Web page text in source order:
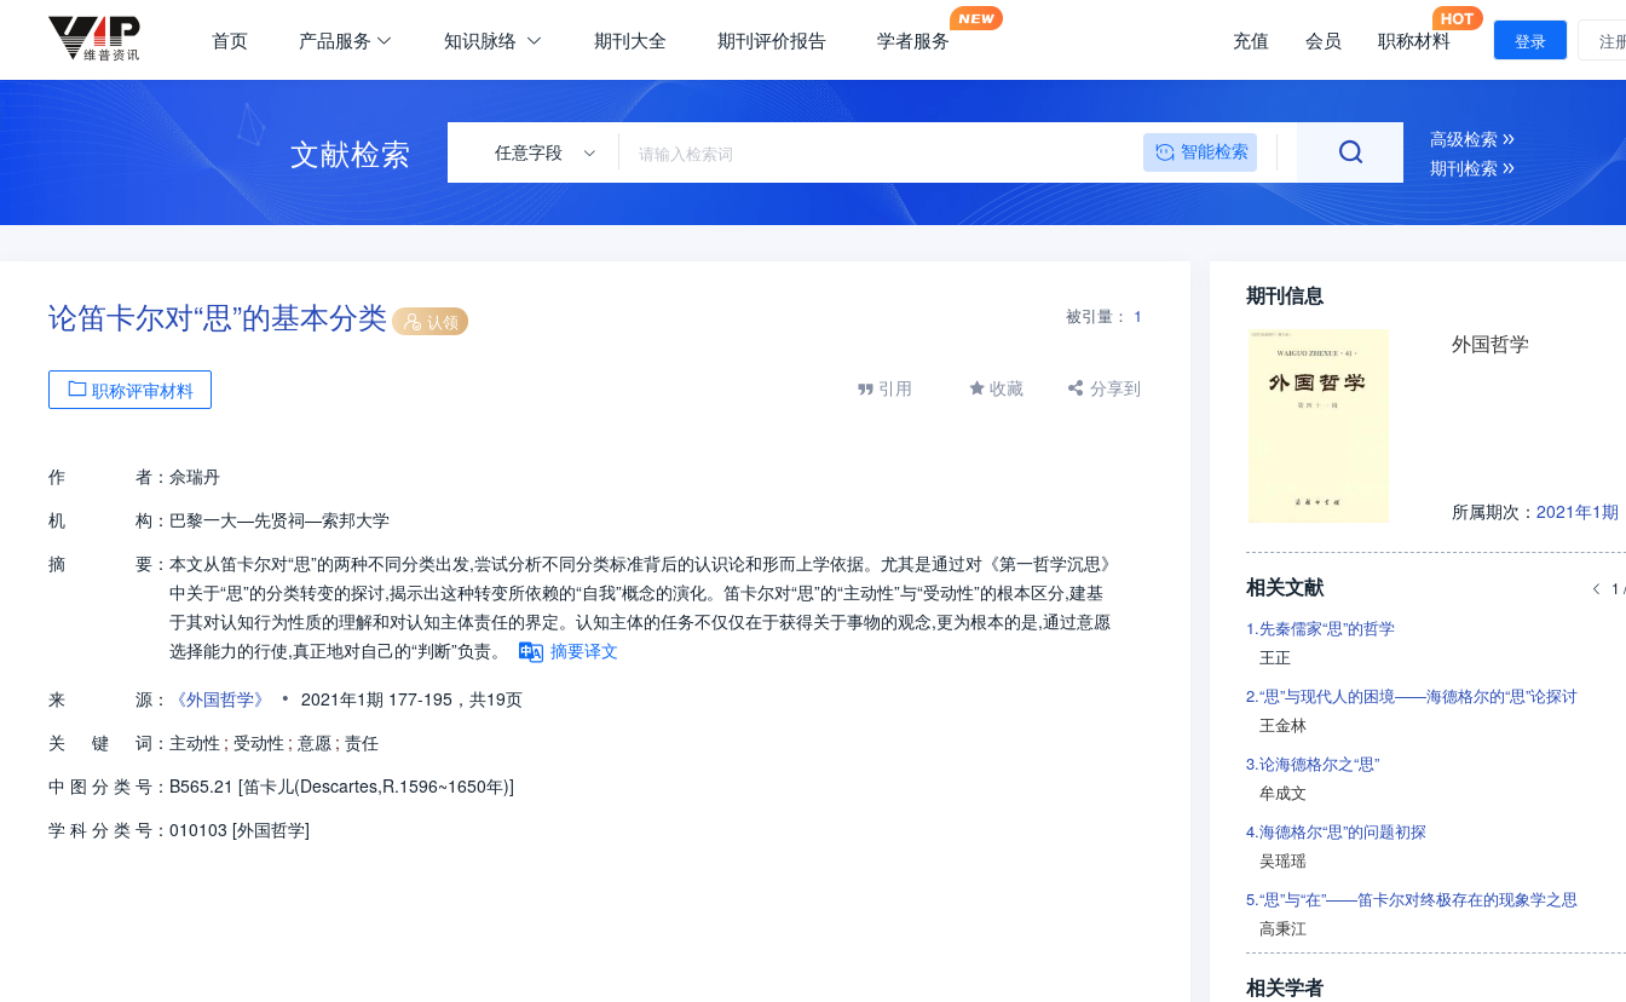
首页 产品服务 知识脉络 期刊大全 期刊评价报告 学者服务 充值 会员 职称材料 登录 注
文献检索 任意字段 智能检索
高级检索
期刊检索
论笛卡尔对“思”的基本分类 认领 被引量： 1
职称评审材料 引用 收藏 分享到
作 者： 佘瑞丹
机
构： 巴黎一大—先贤祠—索邦大学
摘
要： 本文从笛卡尔对“思”的两种不同分类出发,尝试分析不同分类标准背后的认识论和形而上学依据。尤其是通过对《第一哲学沉思》
中关于“思”的分类转变的探讨,揭示出这种转变所依赖的“自我”概念的演化。笛卡尔对“思”的“主动性”与“受动性”的根本区分,建基
于其对认知行为性质的理解和对认知主体责任的界定。认知主体的任务不仅仅在于获得关于事物的观念,更为根本的是,通过意愿
选择能力的行使,真正地对自己的“判断”负责。
摘要译文
来
源： 《外国哲学》 • 2021年1期 177-195， 共19页
关
键 词： 主动性 ; 受动性 ; 意愿 ; 责任
中 图 分 类 号： B565.21 [笛卡儿(Descartes,R.1596~1650年)]
学 科 分 类 号： 010103 [外国哲学]
期刊信息
外国哲学
所属期次： 2021年1期
相关文献 1
1.先秦儒家“思”的哲学
王正
2.“思”与现代人的困境——海德格尔的“思”论探讨
王金林
3.论海德格尔之“思”
牟成文
4.海德格尔“思”的问题初探
吴瑶瑶
5.“思”与“在”——笛卡尔对终极存在的现象学之思
高秉江
相关学者